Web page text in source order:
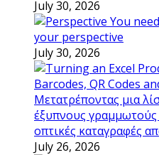
July 30, 2026
You
your perspective
July 30, 2026
Μετατρέποντας μια
έξυπνους γραμμωτούς
οπτικές καταγραφές
July 26, 2026